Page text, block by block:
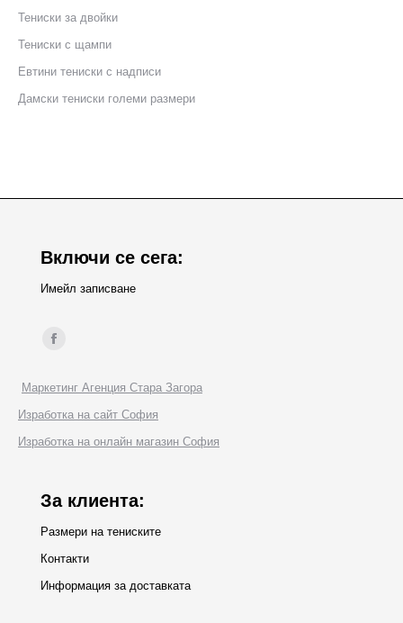
Тениски за двойки
Тениски с щампи
Eвтини тениски с надписи
Дамски тениски големи размери
Включи се сега:
Имейл записване
Find us on:
opens
in
new
Маркетинг Агенция Стара Загора
Изработка на сайт София
Изработка на онлайн магазин София
За клиента:
Размери на тениските
Контакти
Информация за доставката